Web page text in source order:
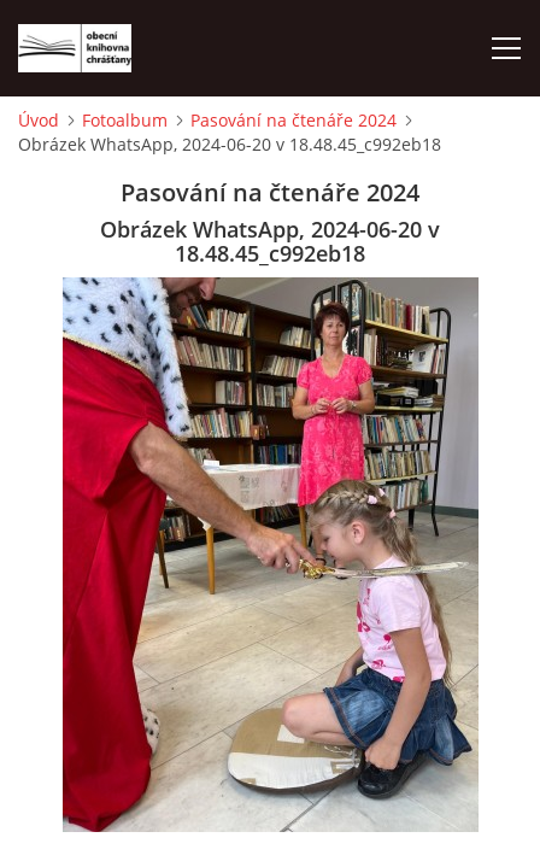
ÚVOD
LETNÍ KINO 2026
VÝPŮJČNÍ DOBA
KONTAKTY
ON-LINE KATALOG
WEBOVÁ KAMERA
VIDEA Z DRONU
STREET ART
"KNIHOBUDKY"
ČASOSBĚRY - CHRÁŠŤANY
Úvod Fotoalbum
Pasování na čtenáře 2024
Obrázek WhatsApp, 2024-06-20 v 18.48.45_c992eb18
Pasování na čtenáře 2024
Obrázek WhatsApp, 2024-06-20 v
18.48.45_c992eb18